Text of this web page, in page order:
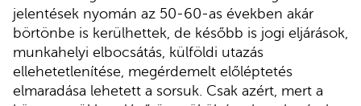
jelentések nyomán az 50-60-as években akár
börtönbe is kerülhettek, de később is jogi eljárások,
munkahelyi elbocsátás, külföldi utazás
ellehetetlenítése, megérdemelt előléptetés
elmaradása lehetett a sorsuk. Csak azért, mert a